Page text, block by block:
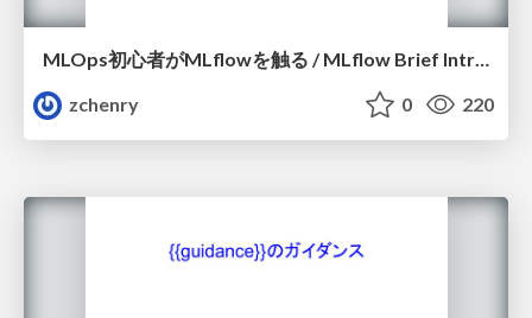
MLOps初心者がMLflowを触る / MLflow Brief Introduction
zchenry
0 220